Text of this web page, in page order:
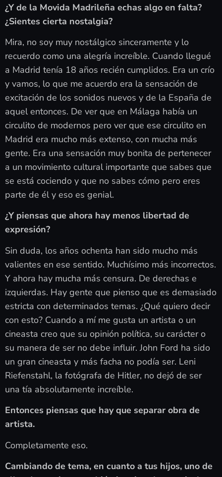
¿Y de la Movida Madrileña echas algo en falta?
¿Sientes cierta nostalgia?
Mira, no soy muy nostálgico sinceramente y lo
recuerdo como una alegría increíble. Cuando llegué
a Madrid tenía 18 años recién cumplidos. Era un crío
y vamos, lo que me acuerdo era la sensación de
excitación de los sonidos nuevos y de la España de
aquel entonces. De ver que en Málaga había un
circulito de modernos pero ver que ese circulito en
Madrid era mucho más extenso, con mucha más
gente. Era una sensación muy bonita de pertenecer
a un movimiento cultural importante que sabes que
se está cociendo y que no sabes cómo pero eres
parte de él y eso es genial.
¿Y piensas que ahora hay menos libertad de
expresión?
Sin duda, los años ochenta han sido mucho más
valientes en ese sentido. Muchísimo más incorrectos.
Y ahora hay mucha más censura. De derechas e
izquierdas. Hay gente que pienso que es demasiado
estricta con determinados temas. ¿Qué quiero decir
con esto? Cuando a mí me gusta un artista o un
cineasta creo que su opinión política, su carácter o
su manera de ser no debe influir. John Ford ha sido
un gran cineasta y más facha no podía ser. Leni
Riefenstahl, la fotógrafa de Hitler, no dejó de ser
una tía absolutamente increíble.
Entonces piensas que hay que separar obra de
artista.
Completamente eso.
Cambiando de tema, en cuanto a tus hijos, uno de